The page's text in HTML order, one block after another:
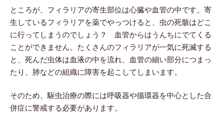
ところが、フィラリアの寄生部位は心臓や血管の中です。寄
生しているフィラリアを薬でやっつけると、虫の死骸はどこ
に行ってしまうのでしょう？ 血管からはうんちにでてくる
ことができません。たくさんのフィラリアが一気に死滅する
と、死んだ虫体は血液の中を流れ、血管の細い部分につまっ
たり、肺などの組織に障害を起こしてしまいます。
そのため、駆虫治療の際には呼吸器や循環器を中心とした合
併症に警戒する必要があります。